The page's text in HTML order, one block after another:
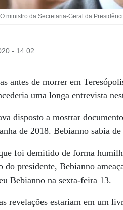
ministro da Secretaria-Geral da
- 14:02
antes de morrer em
uma longa entrevista
disposto a mostrar
de 2018. Bebianno sabia
foi demitido de forma
do presidente, Bebianno
Bebianno na sexta-feira 13.
revelações estariam em um